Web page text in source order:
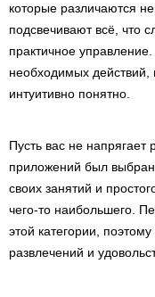
которые различаются
подсвечивают всё, что
практичное
необходимых действий,
интуитивно понятно.
Пусть вас не напрягает
приложений был
своих занятий и
чего-то наибольшего.
этой категории,
развлечений и